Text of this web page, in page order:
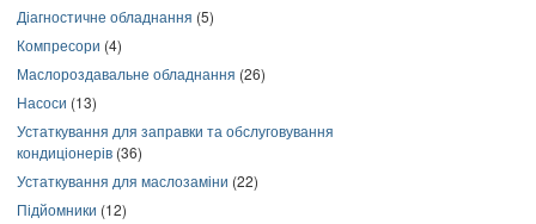
Діагностичне обладнання (5)
Компресори (4)
Маслороздавальне обладнання (26)
Насоси (13)
Устаткування для заправки та обслуговування
кондиціонерів (36)
Устаткування для маслозаміни (22)
Підйомники (12)